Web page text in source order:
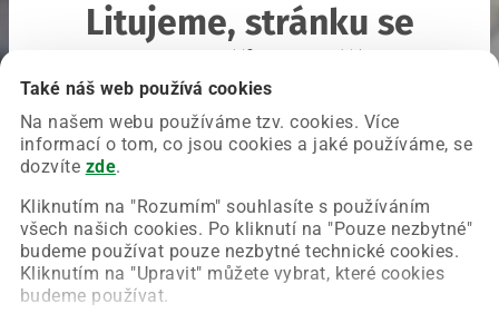
Také náš web používá cookies
Na našem webu používáme tzv. cookies. Více
informací o tom, co jsou cookies a jaké používáme, se
dozvíte zde.
Kliknutím na "Rozumím" souhlasíte s používáním
všech našich cookies. Po kliknutí na "Pouze nezbytné"
budeme používat pouze nezbytné technické cookies.
Kliknutím na "Upravit" můžete vybrat, které cookies
budeme používat.
Litujeme, stránku se
Chyba nastala na naší straně a už ji opravujeme.
Zkuste prosím znovu načíst požadovanou stránku.
Obnovit stránku Úvodní strana